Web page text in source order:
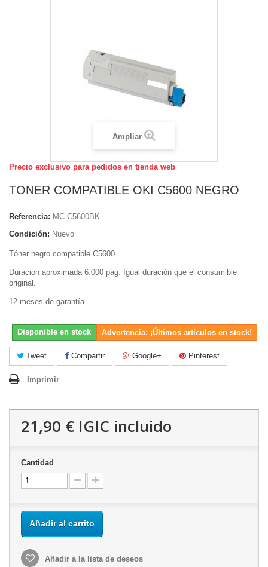
Ampliar
Precio exclusivo para pedidos en tienda web
TONER COMPATIBLE OKI C5600 NEGRO
Referencia: MC-C5600BK
Condición: Nuevo
Tóner negro compatible C5600.
Duración aproximada 6.000 pág. Igual duración que el consumible
original.
12 meses de garantía.
Disponible en stock Advertencia: ¡Últimos artículos en stock!
Tweet Compartir Google+ Pinterest
Imprimir
21,90 € IGIC incluido
Cantidad
Añadir al carrito
Añadir a la lista de deseos